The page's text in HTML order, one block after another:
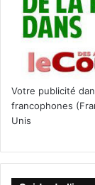
Votre publicité
francophones
Unis